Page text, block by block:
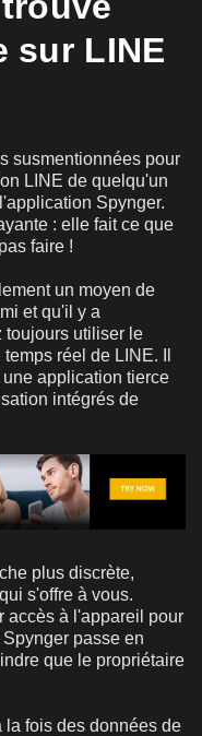
sur LINE
susmentionnées pour
LINE de quelqu'un
Spynger.
: elle fait ce que
faire !
un moyen de
et qu'il y a
toujours utiliser le
réel de LINE. Il
application tierce
intégrés de
plus discrète,
s'offre à vous.
accès à l'appareil pour
passe en
que le propriétaire
la fois des données de